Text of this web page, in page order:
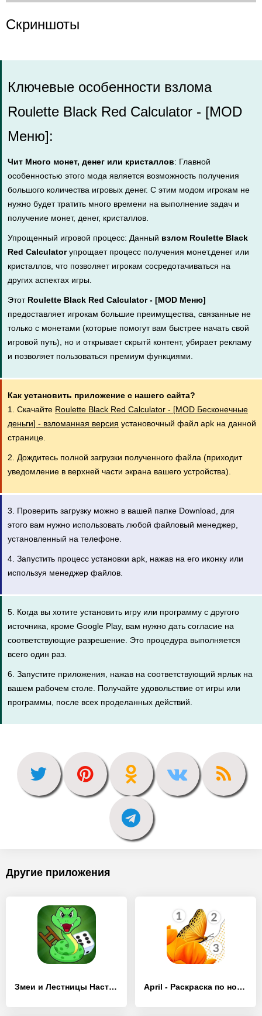
Скриншоты
Ключевые особенности взлома
Roulette Black Red Calculator - [MOD
Меню]:
Чит Много монет, денег или кристаллов: Главной
особенностью этого мода является возможность получения
большого количества игровых денег. С этим модом игрокам не
нужно будет тратить много времени на выполнение задач и
получение монет, денег, кристаллов.
Упрощенный игровой процесс: Данный взлом Roulette Black
Red Calculatorупрощает процесс получения монет,денег или
кристаллов, что позволяет игрокам сосредотачиваться на
других аспектах игры.
Этот Roulette Black Red Calculator - [MOD Меню]
предоставляет игрокам большие преимущества, связанные не
только с монетами (которые помогут вам быстрее начать свой
игровой путь), но и открывает скрытй контент, убирает рекламу
и позволяет пользоваться премиум функциями.
Как установить приложение с нашего сайта?
1. Скачайте Roulette Black Red Calculator - [MOD Бесконечные
деньги] - взломанная версия установочный файл apk на данной
странице.
2. Дождитесь полной загрузки полученного файла (приходит
уведомление в верхней части экрана вашего устройства).
3. Проверить загрузку можно в вашей папке Download, для
этого вам нужно использовать любой файловый менеджер,
установленный на телефоне.
4. Запустить процесс установки apk, нажав на его иконку или
используя менеджер файлов.
5. Когда вы хотите установить игру или программу с другого
источника, кроме Google Play, вам нужно дать согласие на
соответствующие разрешение. Это процедура выполняется
всего один раз.
6. Запустите приложения, нажав на соответствующий ярлык на
вашем рабочем столе. Получайте удовольствие от игры или
программы, после всех проделанных действий.
Другие приложения
Змеи и Лестницы Настольные Игр - [MOD Бесконечные деньги] April - Раскраска по номерам - [MOD Бесконечные деньги]